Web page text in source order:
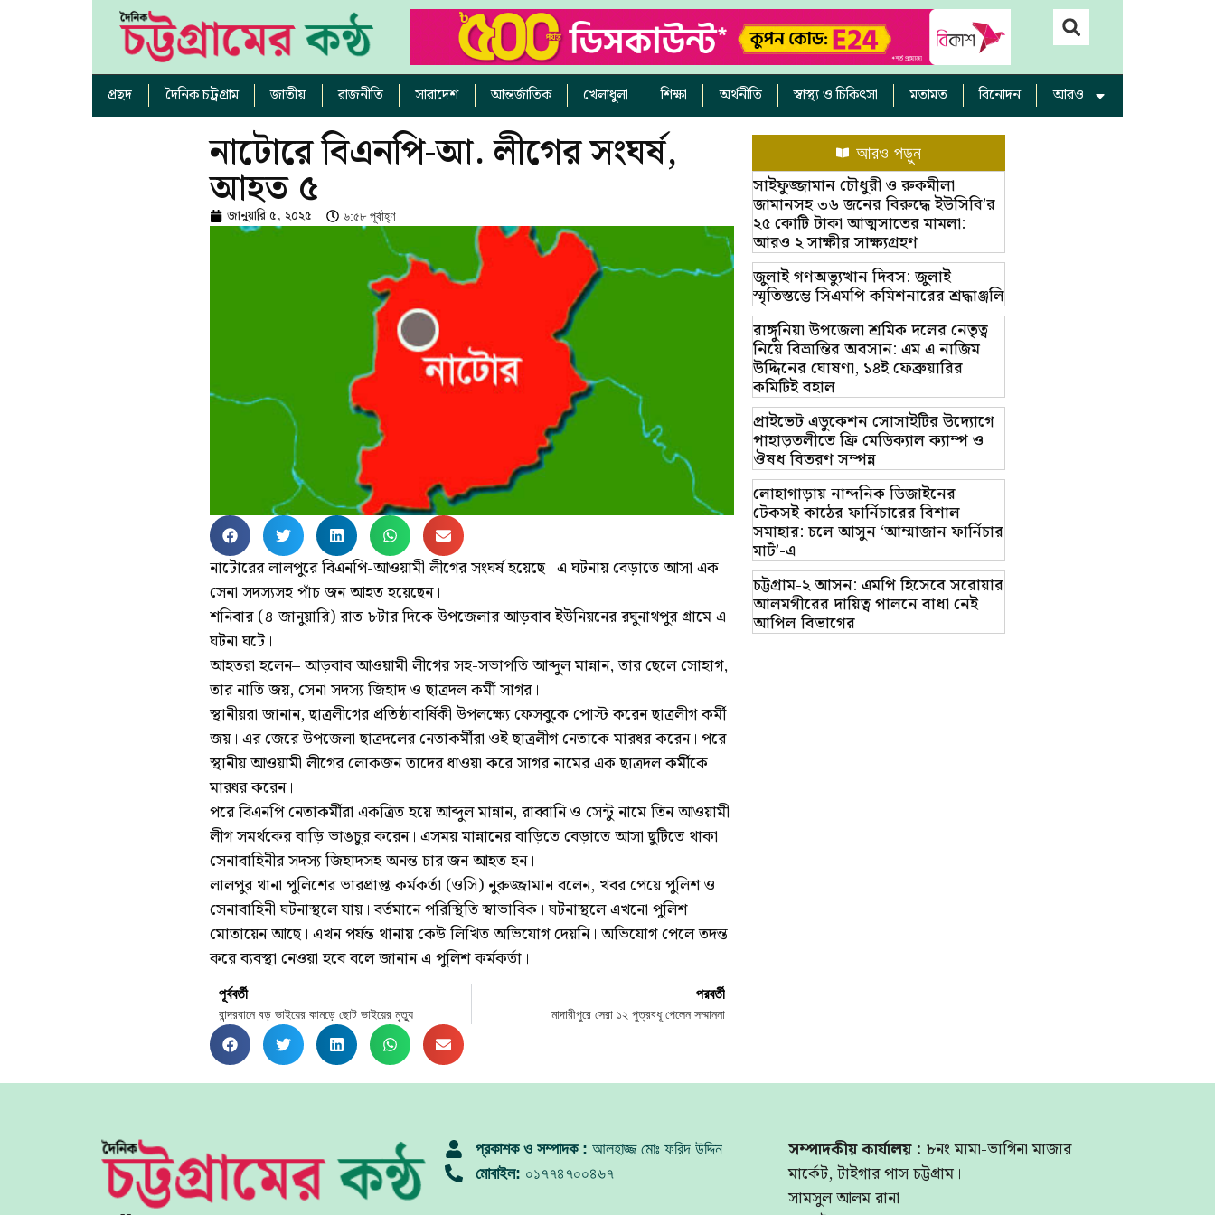
প্রছদ দৈনিক চট্রগ্রাম জাতীয় রাজনীতি সারাদেশ আন্তর্জাতিক খেলাধুলা শিক্ষা অর্থনীতি স্বাস্থ্য ও চিকিৎসা মতামত বিনোদন আরও
নাটোরে বিএনপি-আ. লীগের সংঘর্ষ,
আহত ৫
জানুয়ারি ৫, ২০২৫ ৬:৫৮ পূর্বাহ্ণ
নাটোরের লালপুরে বিএনপি-আওয়ামী লীগের সংঘর্ষ হয়েছে। এ ঘটনায় বেড়াতে আসা এক
সেনা সদস্যসহ পাঁচ জন আহত হয়েছেন।
শনিবার (৪ জানুয়ারি) রাত ৮টার দিকে উপজেলার আড়বাব ইউনিয়নের রঘুনাথপুর গ্রামে এ
ঘটনা ঘটে।
আহতরা হলেন– আড়বাব আওয়ামী লীগের সহ-সভাপতি আব্দুল মান্নান, তার ছেলে সোহাগ,
তার নাতি জয়, সেনা সদস্য জিহাদ ও ছাত্রদল কর্মী সাগর।
স্থানীয়রা জানান, ছাত্রলীগের প্রতিষ্ঠাবার্ষিকী উপলক্ষ্যে ফেসবুকে পোস্ট করেন ছাত্রলীগ কর্মী
জয়। এর জেরে উপজেলা ছাত্রদলের নেতাকর্মীরা ওই ছাত্রলীগ নেতাকে মারধর করেন। পরে
স্থানীয় আওয়ামী লীগের লোকজন তাদের ধাওয়া করে সাগর নামের এক ছাত্রদল কর্মীকে
মারধর করেন।
পরে বিএনপি নেতাকর্মীরা একত্রিত হয়ে আব্দুল মান্নান, রাব্বানি ও সেন্টু নামে তিন আওয়ামী
লীগ সমর্থকের বাড়ি ভাঙচুর করেন। এসময় মান্নানের বাড়িতে বেড়াতে আসা ছুটিতে থাকা
সেনাবাহিনীর সদস্য জিহাদসহ অনন্ত চার জন আহত হন।
লালপুর থানা পুলিশের ভারপ্রাপ্ত কর্মকর্তা (ওসি) নুরুজ্জামান বলেন, খবর পেয়ে পুলিশ ও
সেনাবাহিনী ঘটনাস্থলে যায়। বর্তমানে পরিস্থিতি স্বাভাবিক। ঘটনাস্থলে এখনো পুলিশ
মোতায়েন আছে। এখন পর্যন্ত থানায় কেউ লিখিত অভিযোগ দেয়নি। অভিযোগ পেলে তদন্ত
করে ব্যবস্থা নেওয়া হবে বলে জানান এ পুলিশ কর্মকর্তা।
পূর্ববর্তী
বান্দরবানে বড় ভাইয়ের কামড়ে ছোট ভাইয়ের মৃত্যু
পরবর্তী
মাদারীপুরে সেরা ১২ পুত্রবধূ পেলেন সম্মাননা
আরও পড়ুন
সাইফুজ্জামান চৌধুরী ও রুকমীলা
জামানসহ ৩৬ জনের বিরুদ্ধে ইউসিবি’র
২৫ কোটি টাকা আত্মসাতের মামলা:
আরও ২ সাক্ষীর সাক্ষ্যগ্রহণ
জুলাই গণঅভ্যুত্থান দিবস: জুলাই
স্মৃতিস্তম্ভে সিএমপি কমিশনারের শ্রদ্ধাঞ্জলি
রাঙ্গুনিয়া উপজেলা শ্রমিক দলের নেতৃত্ব
নিয়ে বিভ্রান্তির অবসান: এম এ নাজিম
উদ্দিনের ঘোষণা, ১৪ই ফেব্রুয়ারির
কমিটিই বহাল
প্রাইভেট এডুকেশন সোসাইটির উদ্যোগে
পাহাড়তলীতে ফ্রি মেডিক্যাল ক্যাম্প ও
ঔষধ বিতরণ সম্পন্ন
লোহাগাড়ায় নান্দনিক ডিজাইনের
টেকসই কাঠের ফার্নিচারের বিশাল
সমাহার: চলে আসুন ‘আম্মাজান ফার্নিচার
মার্ট’-এ
চট্টগ্রাম-২ আসন: এমপি হিসেবে সরোয়ার
আলমগীরের দায়িত্ব পালনে বাধা নেই
আপিল বিভাগের
প্রকাশক ও সম্পাদক : আলহাজ্জ মোঃ ফরিদ উদ্দিন
মোবাইল: ০১৭৭৪৭০০৪৬৭
সম্পাদকীয় কার্যালয় : ৮নং মামা-ভাগিনা মাজার
মার্কেট, টাইগার পাস চট্টগ্রাম।
সামসুল আলম রানা